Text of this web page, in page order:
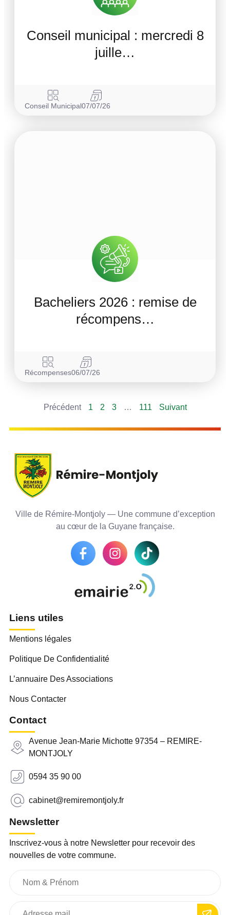
Conseil municipal : mercredi 8
juille…
Conseil Municipal07/07/26
Bacheliers 2026 : remise de
récompens…
Récompenses06/07/26
Précédent 1 2 3 … 111 Suivant
Ville de Rémire-Montjoly — Une commune d’exception
au cœur de la Guyane française.
Liens utiles
Mentions légales
Politique De Confidentialité
L’annuaire Des Associations
Nous Contacter
Contact
Avenue Jean-Marie Michotte 97354 – REMIRE-
MONTJOLY
0594 35 90 00
cabinet@remiremontjoly.fr
Newsletter
Inscrivez-vous à notre Newsletter pour recevoir des
nouvelles de votre commune.